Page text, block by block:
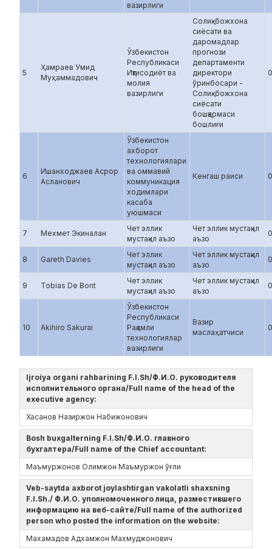
вазирлиги
5
Ҳамраев Умид
Муҳаммадович
Ўзбекистон
Республикаси
Иқтисодиёт ва
молия
вазирлиги
Солиқ-божхона
сиёсати ва
даромадлар
прогнози
департаменти
директори
ўринбосари -
Солиқ-божхона
сиёсати
бошқармаси
бошлиғи
0
6
Ишанходжаев Асрор
Асланович
Ўзбекистон
ахборот
технологиялари
ва оммавий
коммуникация
ходимлари
касаба
уюшмаси
Кенгаш раиси 0
7 Мехмет Экиналан
Чет эллик
мустақил аъзо
Чет эллик мустақил
аъзо
0
8 Gareth Davies
Чет эллик
мустақил аъзо
Чет эллик мустақил
аъзо
0
9 Tobias De Bont
Чет эллик
мустақил аъзо
Чет эллик мустақил
аъзо
0
10 Akihiro Sakurai
Ўзбекистон
Республикаси
Рақамли
технологиялар
вазирлиги
Вазир
маслаҳатчиси
0
Ijroiya organi rahbarining F.I.Sh/Ф.И.О. руководителя
исполнительного органа/Full name of the head of the
executive agency:
Хасанов Назиржон Набижонович
Bosh buxgalterning F.I.Sh/Ф.И.О. главного
бухгалтера/Full name of the Chief accountant:
Маъмуржонов Олимжон Маъмуржон ўғли
Veb-saytda axborot joylashtirgan vakolatli shaxsning
F.I.Sh./ Ф.И.О. уполномоченного лица, разместившего
информацию на веб-сайте/Full name of the authorized
person who posted the information on the website:
Махамадов Адхамжон Махмуджонович